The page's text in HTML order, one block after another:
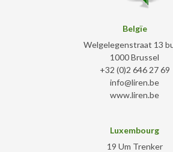
Belgïe
Welgelegenstraat 13
1000 Brussel
+32 (0)2 646 27 69
info@liren.be
www.liren.be
Luxembourg
19 Um Trenker